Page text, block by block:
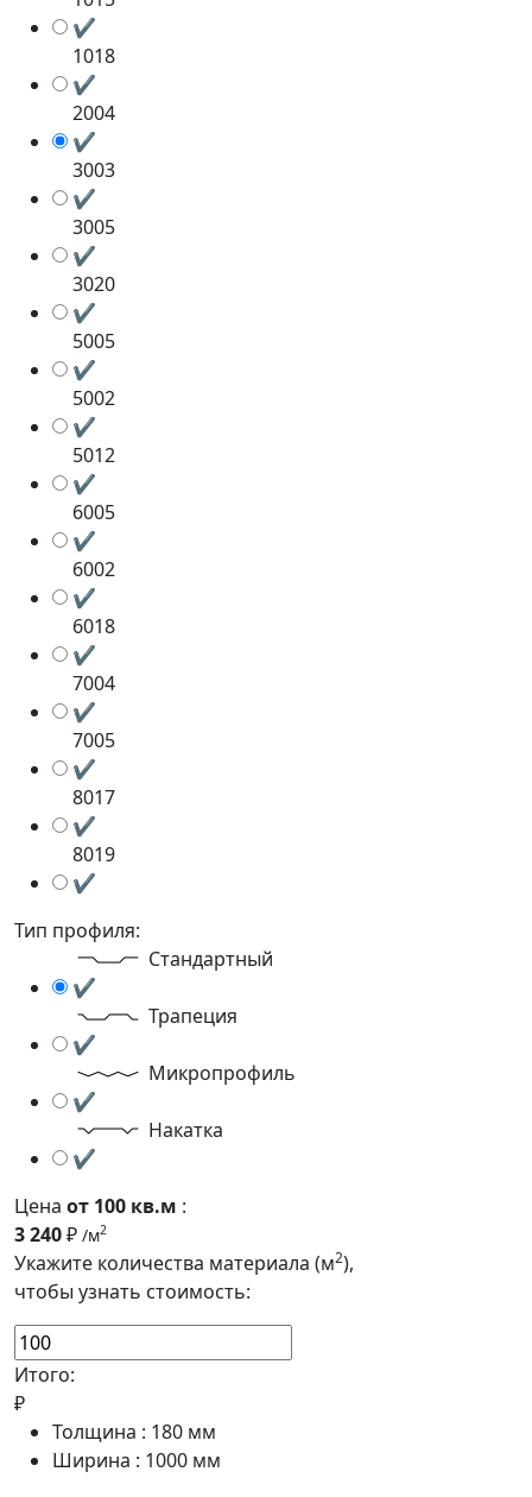
✔
1018
✔
2004
✔
3003
✔
3005
✔
3020
✔
5005
✔
5002
✔
5012
✔
6005
✔
6002
✔
6018
✔
7004
✔
7005
✔
8017
✔
8019
✔
Тип профиля:
Стандартный
✔
Трапеция
✔
Микропрофиль
✔
Накатка
✔
Цена от 100 кв.м :
3 240₽ /м2
Укажите количества материала (м2),
чтобы узнать стоимость:
Итого:
₽
Толщина : 180 мм
Ширина : 1000 мм